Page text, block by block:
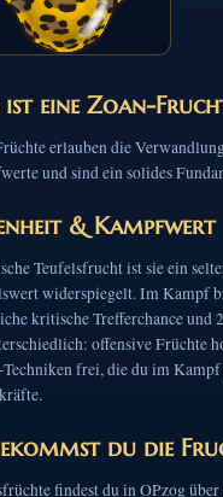
ist eine Zoan-
erlauben die
und sind ein solides
& Kampfwert
Teufelsfrucht ist sie ein
widerspiegelt. Im Kampf
kritische Trefferchance und
offensive Früchte
frei, die du im Kampf
du die
findest du in OPzog über